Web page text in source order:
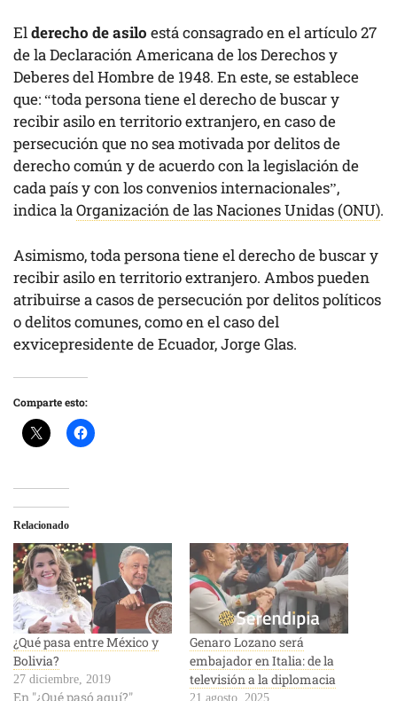
Elderecho de asilo está consagrado en el artículo 27
de la Declaración Americana de los Derechos y
Deberes del Hombre de 1948. En este, se establece
que: “toda persona tiene el derecho de buscar y
recibir asilo en territorio extranjero, en caso de
persecución que no sea motivada por delitos de
derecho común y de acuerdo con la legislación de
cada país y con los convenios internacionales”,
indica laOrganización de las Naciones Unidas (ONU).
Asimismo, toda persona tiene el derecho de buscar y
recibir asilo en territorio extranjero. Ambos pueden
atribuirse a casos de persecución por delitos políticos
o delitos comunes, como en el caso del
exvicepresidente de Ecuador, Jorge Glas.
Comparte esto:
Relacionado
¿Qué pasa entre México y
Bolivia?
27 diciembre, 2019
En "¿Qué pasó aquí?"
Genaro Lozano será
embajador en Italia: de la
televisión a la diplomacia
21 agosto, 2025